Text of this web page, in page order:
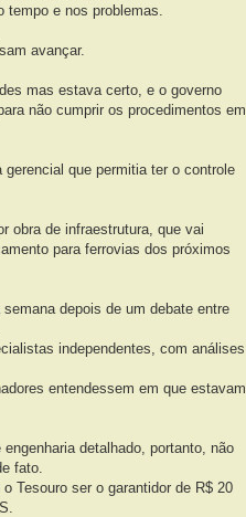
tempo e nos problemas.
avançar.
mas estava certo, e o governo
não cumprir os procedimentos em
que permitia ter o controle
obra de infraestrutura, que vai
para ferrovias dos próximos
depois de um debate entre
independentes, com análises
entendessem em que estavam
engenharia detalhado, portanto, não
fato.
Tesouro ser o garantidor de R$ 20